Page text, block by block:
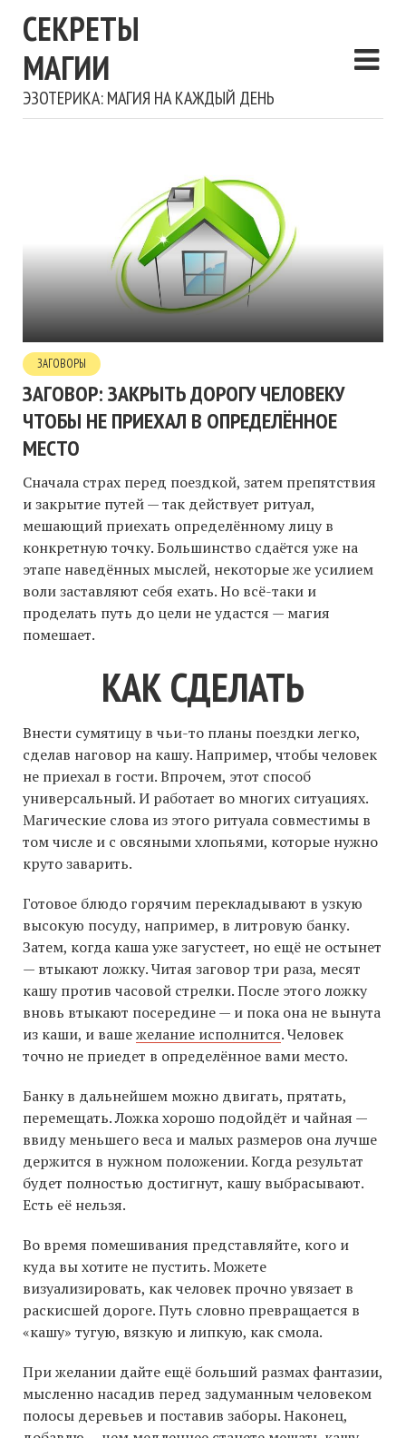
СЕКРЕТЫ
МАГИИ
ЭЗОТЕРИКА: МАГИЯ НА КАЖДЫЙ ДЕНЬ
ЗАГОВОРЫ
ЗАГОВОР: ЗАКРЫТЬ ДОРОГУ ЧЕЛОВЕКУ
ЧТОБЫ НЕ ПРИЕХАЛ В ОПРЕДЕЛЁННОЕ
МЕСТО
Сначала страх перед поездкой, затем препятствия
и закрытие путей — так действует ритуал,
мешающий приехать определённому лицу в
конкретную точку. Большинство сдаётся уже на
этапе наведённых мыслей, некоторые же усилием
воли заставляют себя ехать. Но всё-таки и
проделать путь до цели не удастся — магия
помешает.
КАК СДЕЛАТЬ
Внести сумятицу в чьи-то планы поездки легко,
сделав наговор на кашу. Например, чтобы человек
не приехал в гости. Впрочем, этот способ
универсальный. И работает во многих ситуациях.
Магические слова из этого ритуала совместимы в
том числе и с овсяными хлопьями, которые нужно
круто заварить.
Готовое блюдо горячим перекладывают в узкую
высокую посуду, например, в литровую банку.
Затем, когда каша уже загустеет, но ещё не остынет
— втыкают ложку. Читая заговор три раза, месят
кашу против часовой стрелки. После этого ложку
вновь втыкают посередине — и пока она не вынута
из каши, и вашежелание исполнится. Человек
точно не приедет в определённое вами место.
Банку в дальнейшем можно двигать, прятать,
перемещать. Ложка хорошо подойдёт и чайная —
ввиду меньшего веса и малых размеров она лучше
держится в нужном положении. Когда результат
будет полностью достигнут, кашу выбрасывают.
Есть её нельзя.
Во время помешивания представляйте, кого и
куда вы хотите не пустить. Можете
визуализировать, как человек прочно увязает в
раскисшей дороге. Путь словно превращается в
«кашу» тугую, вязкую и липкую, как смола.
При желании дайте ещё больший размах фантазии,
мысленно насадив перед задуманным человеком
полосы деревьев и поставив заборы. Наконец,